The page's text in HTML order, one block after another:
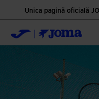
Unica pagină oficială